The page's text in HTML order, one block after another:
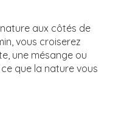
aux côtés de
vous croiserez
une mésange ou
que la nature vous